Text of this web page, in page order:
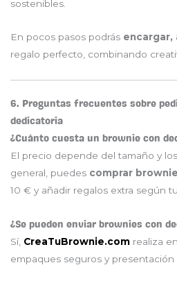
sostenibles.
En pocos pasos podrás encargar,
regalo perfecto, combinando
6. Preguntas frecuentes sobre
dedicatoria
¿Cuánto cuesta un brownie con
El precio depende del tamaño y
general, puedes comprar
10 € y añadir regalos extra según
¿Se pueden enviar brownies con
Sí, CreaTuBrownie.com realiza
empaques seguros y presentación